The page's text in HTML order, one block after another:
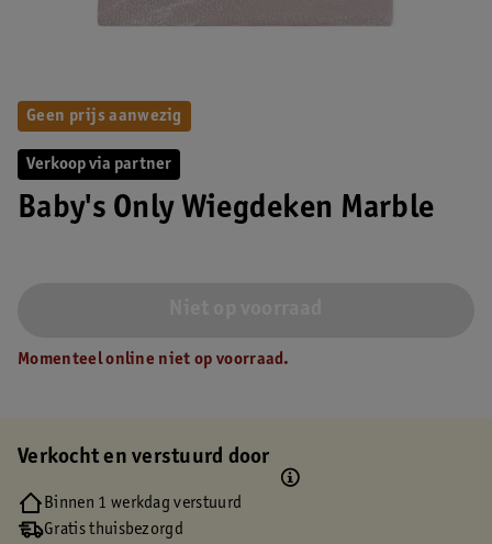
Verkoop via partner
Baby's Only Wiegdeken Marble
Geen prijs aanwezig
Momenteel online niet op voorraad.
Verkocht en verstuurd door
Binnen 1 werkdag verstuurd
Gratis thuisbezorgd